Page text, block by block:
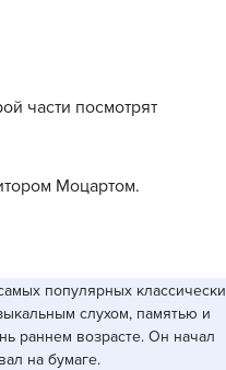
части посмотрят
Моцартом.
популярных
слухом, памятью и
раннем возрасте. Он начал
на бумаге.